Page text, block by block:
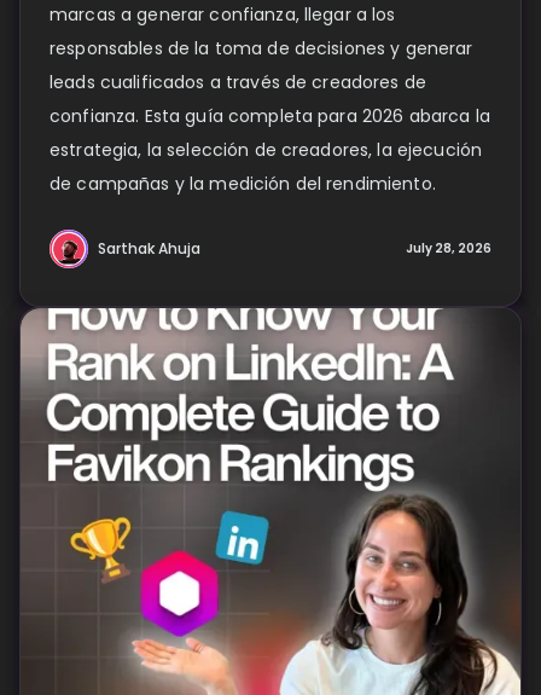
marcas a generar confianza, llegar a los
responsables de la toma de decisiones y generar
leads cualificados a través de creadores de
confianza. Esta guía completa para 2026 abarca la
estrategia, la selección de creadores, la ejecución
de campañas y la medición del rendimiento.
Sarthak Ahuja July 28, 2026